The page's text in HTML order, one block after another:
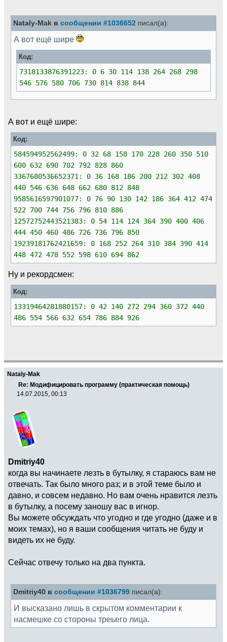
Nataly-Mak в сообщении #1036652 писал(а):
А вот ещё шире
Код:
7318133876391223: 0 6 30 114 138 264 268 298
546 576 580 706 730 814 838 844
А вот и ещё шире:
Код:
584594952562499: 0 32 68 158 170 228 260 350 510
600 632 690 702 792 828 860
3367680536652371: 0 36 168 186 200 212 302 408
440 546 636 648 662 680 812 848
9585616597901077: 0 76 90 130 142 186 364 412 474
522 700 744 756 796 810 886
12572752443521383: 0 54 114 124 364 390 400 406
444 450 460 486 726 736 796 850
19239181762421659: 0 168 252 264 310 384 390 414
448 472 478 552 598 610 694 862
Ну и рекордсмен:
Код:
13319464281880157: 0 42 140 272 294 360 372 440
486 554 566 632 654 786 884 926
Nataly-Mak
Re: Модифицировать программу (практическая помощь)
14.07.2015, 00:13
Dmitriy40
когда вы начинаете лезть в бутылку, я стараюсь вам не
отвечать. Так было много раз; и в этой теме было и
давно, и совсем недавно. Но вам очень нравится лезть
в бутылку, а посему заношу вас в игнор.
Вы можете обсуждать что угодно и где угодно (даже и в
моих темах), но я ваши сообщения читать не буду и
видеть их не буду.
Сейчас отвечу только на два пункта.
Dmitriy40 в сообщении #1036799 писал(а):
И высказано лишь в скрытом комментарии к
насмешке со стороны треьего лица.